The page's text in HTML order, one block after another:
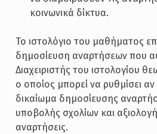
κοινωνικά δίκτυα.
Το ιστολόγιο του μαθήματος
δημοσίευση αναρτήσεων που
Διαχειριστής του ιστολογίου
ο οποίος μπορεί να ρυθμίσει
δικαίωμα δημοσίευσης
υποβολής σχολίων και
αναρτήσεις.